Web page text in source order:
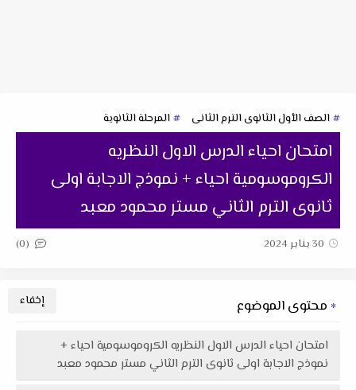
الصف الأول الثانوى الترم الثانى المرحلة الثانوية
امتحان احياء الدرس الاول النظريه
الكروموسومية احياء + نموذج الاجابة اولى
ثانوى الترم الثاني مستر محمود معبد
30 يناير 2024 (0)
محتوى الموضوع
امتحان احياء الدرس الاول النظريه الكروموسومية احياء +
نموذج الاجابة اولى ثانوى الترم الثاني مستر محمود معبد